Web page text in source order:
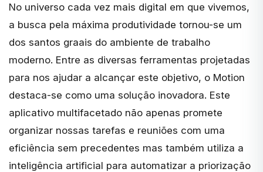
No universo cada vez mais digital em que vivemos,
a busca pela máxima produtividade tornou-se um
dos santos graais do ambiente de trabalho
moderno. Entre as diversas ferramentas projetadas
para nos ajudar a alcançar este objetivo, o Motion
destaca-se como uma solução inovadora. Este
aplicativo multifacetado não apenas promete
organizar nossas tarefas e reuniões com uma
eficiência sem precedentes mas também utiliza a
inteligência artificial para automatizar a priorização